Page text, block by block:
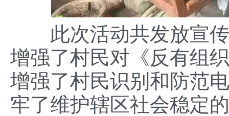
此次活动共发放宣传
增强了村民对《反有组
增强了村民识别和防范
牢了维护辖区社会稳定